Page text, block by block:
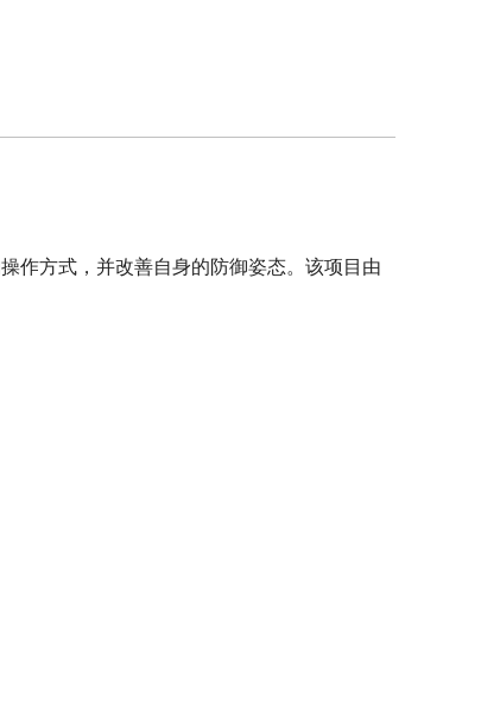
作方式，并改善自身的防御姿态。该项目由